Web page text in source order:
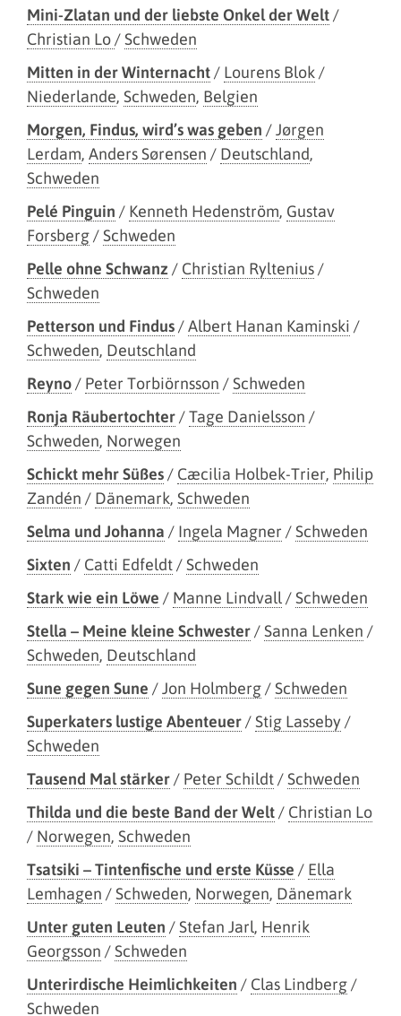
Mini-Zlatan und der liebste Onkel der Welt/
Christian Lo/Schweden
Mitten in der Winternacht/ Lourens Blok /
Niederlande, Schweden, Belgien
Morgen, Findus, wird’s was geben /Jørgen
Lerdam, Anders Sørensen / Deutschland,
Schweden
Pelé Pinguin / Kenneth Hedenström, Gustav
Forsberg/Schweden
Pelle ohne Schwanz / Christian Ryltenius/
Schweden
Petterson und Findus/Albert Hanan Kaminski /
Schweden, Deutschland
Reyno/ Peter Torbiörnsson /Schweden
Ronja Räubertochter/Tage Danielsson /
Schweden, Norwegen
Schickt mehr Süßes/ Cæcilia Holbek-Trier, Philip
Zandén / Dänemark, Schweden
Selma und Johanna / Ingela Magner /Schweden
Sixten / Catti Edfeldt/Schweden
Stark wie ein Löwe / Manne Lindvall/Schweden
Stella – Meine kleine Schwester/Sanna Lenken /
Schweden, Deutschland
Sune gegen Sune /Jon Holmberg/Schweden
Superkaters lustige Abenteuer/Stig Lasseby /
Schweden
Tausend Mal stärker/ Peter Schildt/Schweden
Thilda und die beste Band der Welt/ Christian Lo
/ Norwegen, Schweden
Tsatsiki – Tintenfische und erste Küsse / Ella
Lemhagen /Schweden, Norwegen, Dänemark
Unter guten Leuten /Stefan Jarl, Henrik
Georgsson /Schweden
Unterirdische Heimlichkeiten / Clas Lindberg/
Schweden